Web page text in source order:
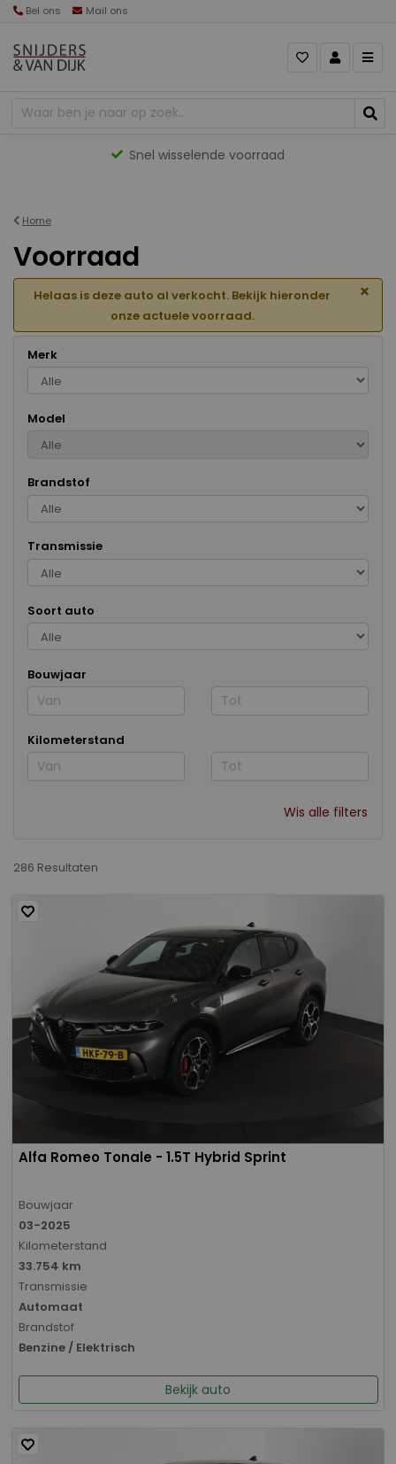
Bel ons Mail ons
Gevarieerd aanbod
Home
Voorraad
Helaas is deze auto al verkocht. Bekijk hieronder
onze actuele voorraad.
×
Merk
Model
Brandstof
Transmissie
Soort auto
Bouwjaar
Kilometerstand
Wis alle filters
286 Resultaten
Alfa Romeo Tonale - 1.5T Hybrid Sprint
Bouwjaar
03-2025
Kilometerstand
33.754 km
Transmissie
Automaat
Brandstof
Benzine / Elektrisch
Bekijk auto